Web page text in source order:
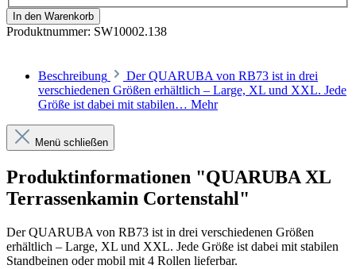
In den Warenkorb
Produktnummer: SW10002.138
Beschreibung
Der QUARUBA von RB73 ist in drei
verschiedenen Größen erhältlich – Large, XL und XXL. Jede
Größe ist dabei mit stabilen… Mehr
Menü schließen
Produktinformationen "QUARUBA XL
Terrassenkamin Cortenstahl"
Der QUARUBA von RB73 ist in drei verschiedenen Größen
erhältlich – Large, XL und XXL. Jede Größe ist dabei mit stabilen
Standbeinen oder mobil mit 4 Rollen lieferbar.